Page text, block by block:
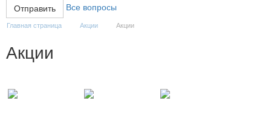
Все вопросы
Главная страница Акции Акции
Акции